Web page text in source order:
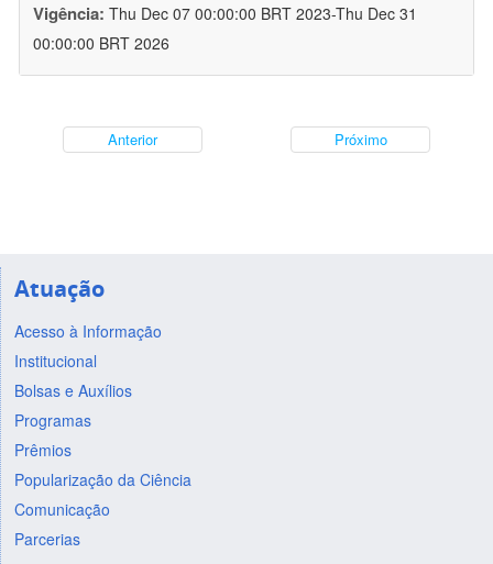
Vigência: Thu Dec 07 00:00:00 BRT 2023-Thu Dec 31
00:00:00 BRT 2026
Anterior Próximo
Atuação
Acesso à Informação
Institucional
Bolsas e Auxílios
Programas
Prêmios
Popularização da Ciência
Comunicação
Parcerias